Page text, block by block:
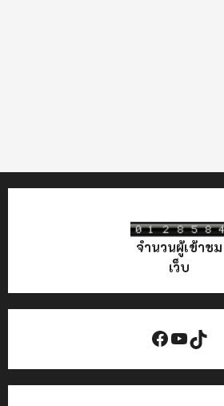
จำนวนผู้เข้าชม
เว็บ
Facebook
YouTube
TikTok